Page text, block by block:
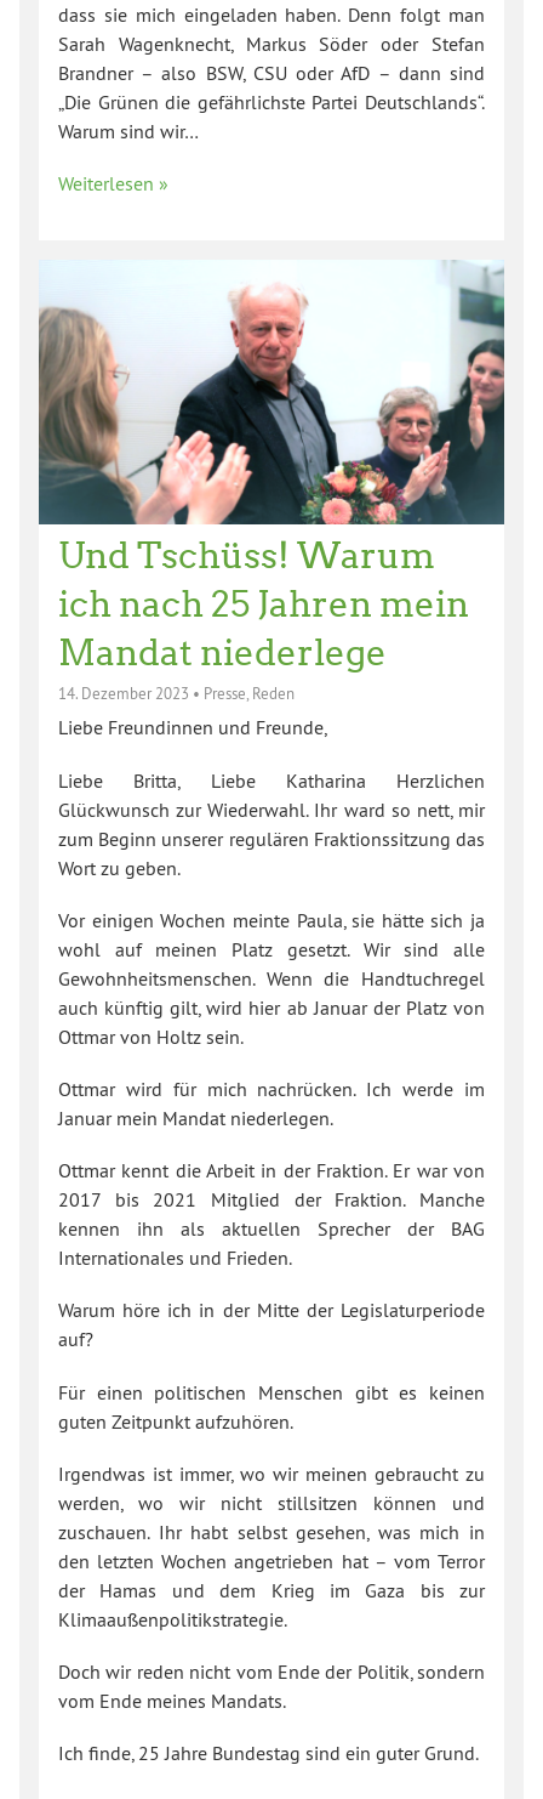
dass sie mich eingeladen haben. Denn folgt man
Sarah Wagenknecht, Markus Söder oder Stefan
Brandner – also BSW, CSU oder AfD – dann sind
„Die Grünen die gefährlichste Partei Deutschlands“.
Warum sind wir…
Weiterlesen »
Und Tschüss! Warum
ich nach 25 Jahren mein
Mandat niederlege
14. Dezember 2023 • Presse Reden
Liebe Freundinnen und Freunde,
Liebe Britta, Liebe Katharina Herzlichen
Glückwunsch zur Wiederwahl. Ihr ward so nett, mir
zum Beginn unserer regulären Fraktionssitzung das
Wort zu geben.
Vor einigen Wochen meinte Paula, sie hätte sich ja
wohl auf meinen Platz gesetzt. Wir sind alle
Gewohnheitsmenschen. Wenn die Handtuchregel
auch künftig gilt, wird hier ab Januar der Platz von
Ottmar von Holtz sein.
Ottmar wird für mich nachrücken. Ich werde im
Januar mein Mandat niederlegen.
Ottmar kennt die Arbeit in der Fraktion. Er war von
2017 bis 2021 Mitglied der Fraktion. Manche
kennen ihn als aktuellen Sprecher der BAG
Internationales und Frieden.
Warum höre ich in der Mitte der Legislaturperiode
auf?
Für einen politischen Menschen gibt es keinen
guten Zeitpunkt aufzuhören.
Irgendwas ist immer, wo wir meinen gebraucht zu
werden, wo wir nicht stillsitzen können und
zuschauen. Ihr habt selbst gesehen, was mich in
den letzten Wochen angetrieben hat – vom Terror
der Hamas und dem Krieg im Gaza bis zur
Klimaaußenpolitikstrategie.
Doch wir reden nicht vom Ende der Politik, sondern
vom Ende meines Mandats.
Ich finde, 25 Jahre Bundestag sind ein guter Grund.